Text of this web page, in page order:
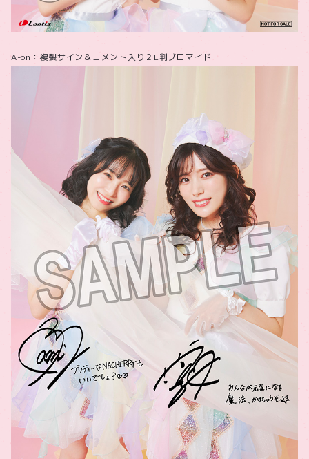
A-on：複製サイン＆コメント入り２L判ブロマイド